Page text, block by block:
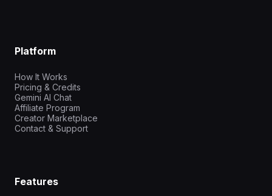
Platform
How It Works
Pricing & Credits
Gemini AI Chat
Affiliate Program
Creator Marketplace
Contact & Support
Features